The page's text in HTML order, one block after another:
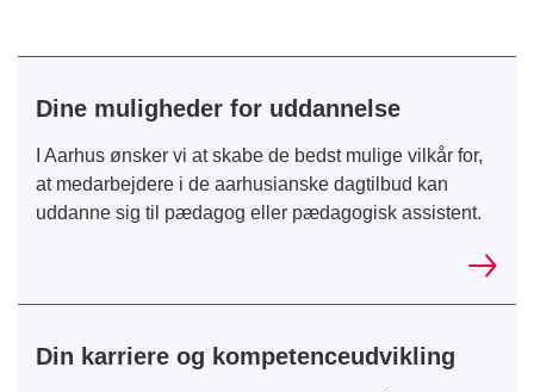
Dine muligheder for uddannelse
I Aarhus ønsker vi at skabe de bedst mulige vilkår for,
at medarbejdere i de aarhusianske dagtilbud kan
uddanne sig til pædagog eller pædagogisk assistent.
Din karriere og kompetenceudvikling